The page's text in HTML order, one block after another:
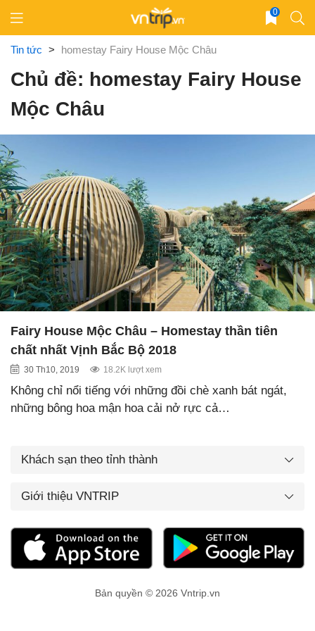
content
0
Tin tức > homestay Fairy House Mộc Châu
Chủ đề: homestay Fairy House
Mộc Châu
Fairy House Mộc Châu – Homestay thần tiên
chất nhất Vịnh Bắc Bộ 2018
30 Th10, 2019 18.2K lượt xem
Không chỉ nổi tiếng với những đồi chè xanh bát ngát,
những bông hoa mận hoa cải nở rực cả…
Khách sạn theo tỉnh thành
Giới thiệu VNTRIP
Bản quyền © 2026 Vntrip.vn